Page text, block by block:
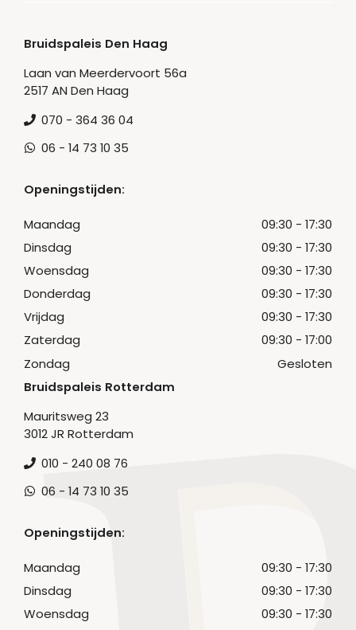
Bruidspaleis Den Haag
Laan van Meerdervoort 56a
2517 AN Den Haag
070 - 364 36 04
06 - 14 73 10 35
Openingstijden:
Maandag
09:30 - 17:30
Dinsdag
09:30 - 17:30
Woensdag
09:30 - 17:30
Donderdag
09:30 - 17:30
Vrijdag
09:30 - 17:30
Zaterdag
09:30 - 17:00
Zondag
Gesloten
Bruidspaleis Rotterdam
Mauritsweg 23
3012 JR Rotterdam
010 - 240 08 76
06 - 14 73 10 35
Openingstijden:
Maandag
09:30 - 17:30
Dinsdag
09:30 - 17:30
Woensdag
09:30 - 17:30